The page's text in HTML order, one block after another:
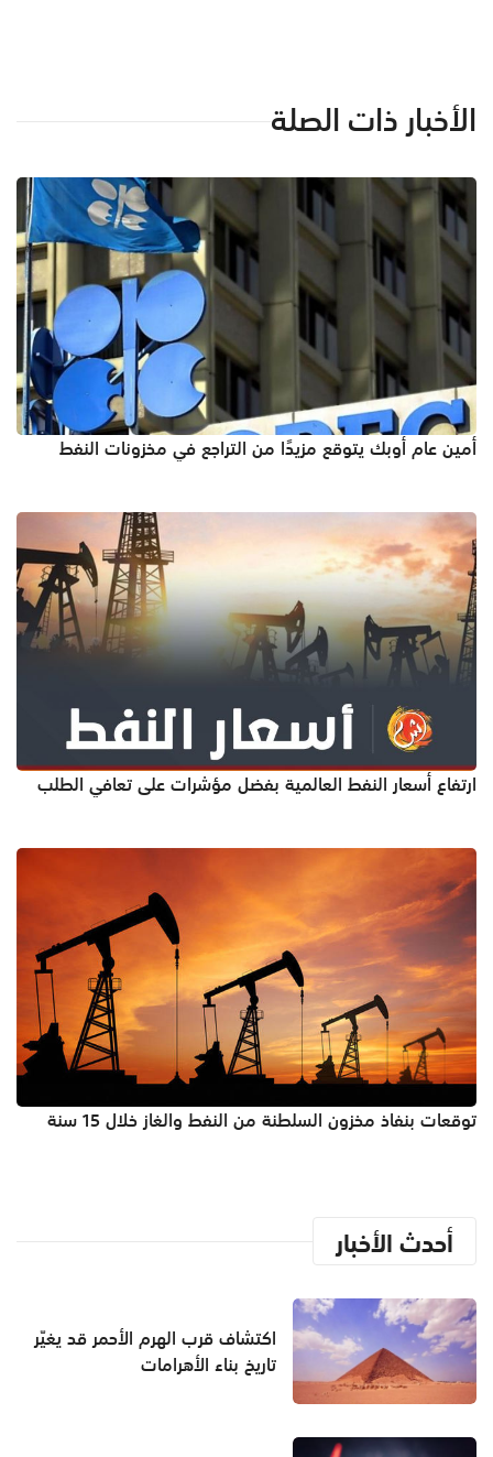
الأخبار ذات الصلة
أمين عام أوبك يتوقع مزيدًا من التراجع في مخزونات النفط
ارتفاع أسعار النفط العالمية بفضل مؤشرات على تعافي الطلب
توقعات بنفاذ مخزون السلطنة من النفط والغاز خلال 15 سنة
أحدث الأخبار
اكتشاف قرب الهرم الأحمر قد يغيّر
تاريخ بناء الأهرامات